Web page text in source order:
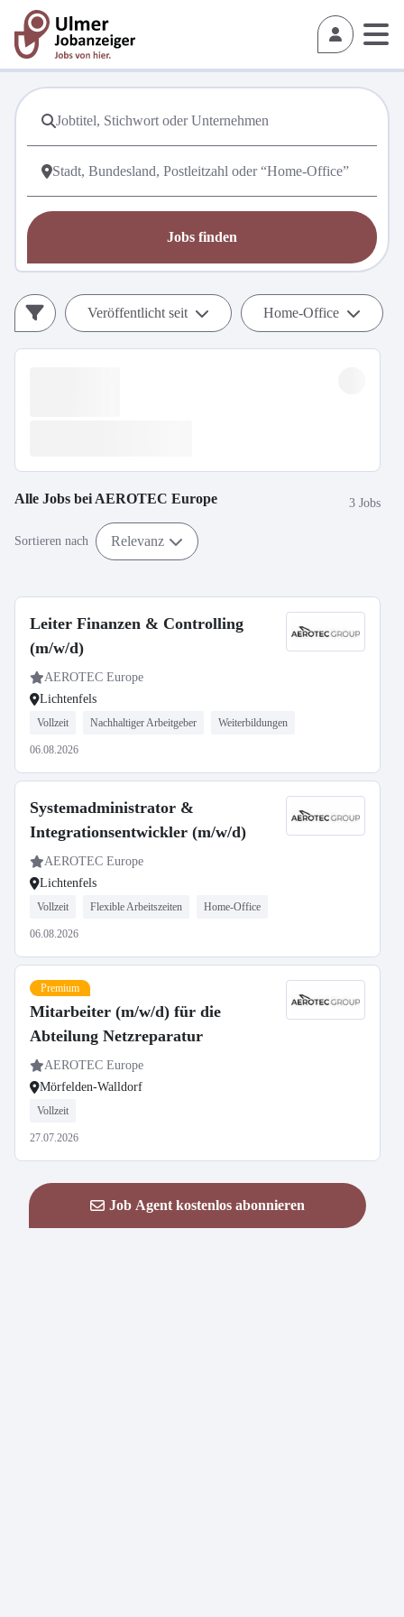
Jobs finden
Veröffentlicht seit Home-Office
Alle Jobs bei AEROTEC Europe 3 Jobs
Sortieren nach Relevanz
Leiter Finanzen & Controlling
(m/w/d)
AEROTEC Europe
Lichtenfels
Vollzeit Nachhaltiger Arbeitgeber Weiterbildungen
06.08.2026
Systemadministrator &
Integrationsentwickler (m/w/d)
AEROTEC Europe
Lichtenfels
Vollzeit Flexible Arbeitszeiten Home-Office
06.08.2026
Premium
Mitarbeiter (m/w/d) für die
Abteilung Netzreparatur
AEROTEC Europe
Mörfelden-Walldorf
Vollzeit
27.07.2026
Job Agent kostenlos abonnieren